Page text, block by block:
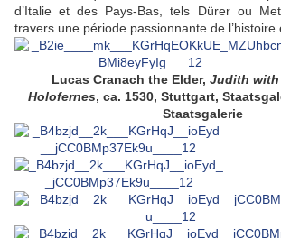
d’Italie et des Pays-Bas, tels Dürer ou
travers une période passionnante de l’histoire
Lucas Cranach the Elder, Judith with
Holofernes, ca. 1530, Stuttgart,
Staatsgalerie